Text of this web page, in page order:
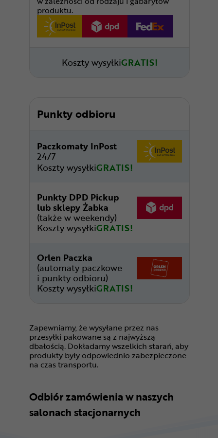
produktu.
Koszty wysyłkiGRATIS!
Punkty odbioru
Paczkomaty InPost
24/7
Koszty wysyłkiGRATIS!
Punkty DPD Pickup
lub sklepy Żabka
(także w weekendy)
Koszty wysyłkiGRATIS!
Orlen Paczka
(automaty paczkowe
i punkty odbioru)
Koszty wysyłkiGRATIS!
Zapewniamy, że wysyłane przez nas
przesyłki pakowane są z najwyższą
dbałością. Dokładamy wszelkich starań, aby
produkty były odpowiednio zabezpieczone
na czas transportu.
Odbiór zamówienia w naszych
salonach stacjonarnych